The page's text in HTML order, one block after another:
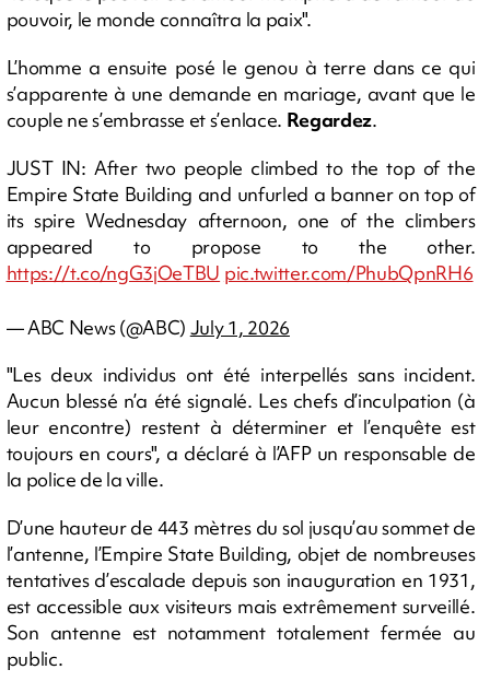
pouvoir, le monde connaîtra la paix".
L’homme a ensuite posé le genou à terre dans ce qui
s’apparente à une demande en mariage, avant que le
couple ne s’embrasse et s’enlace. Regardez.
JUST IN: After two people climbed to the top of the
Empire State Building and unfurled a banner on top of
its spire Wednesday afternoon, one of the climbers
appeared to propose to the other.
https://t.co/ngG3jOeTBU pic.twitter.com/PhubQpnRH6
— ABC News (@ABC) July 1, 2026
"Les deux individus ont été interpellés sans incident.
Aucun blessé n’a été signalé. Les chefs d’inculpation (à
leur encontre) restent à déterminer et l’enquête est
toujours en cours", a déclaré à l’AFP un responsable de
la police de la ville.
D’une hauteur de 443 mètres du sol jusqu’au sommet de
l’antenne, l’Empire State Building, objet de nombreuses
tentatives d’escalade depuis son inauguration en 1931,
est accessible aux visiteurs mais extrêmement surveillé.
Son antenne est notamment totalement fermée au
public.